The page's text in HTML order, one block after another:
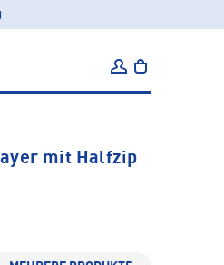
mit Halfzip